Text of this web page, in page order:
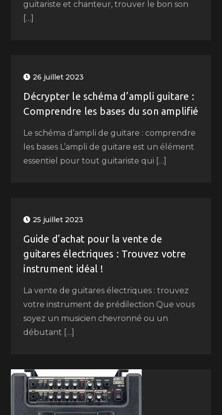
guitariste et chanteur, trouver le bon son
[…]
26 juillet 2023
Décrypter le schéma d’ampli guitare :
Comprendre les bases du son amplifié
Le schéma d’ampli de guitare : comprendre
les bases L’ampli de guitare est un élément
essentiel pour tout guitariste qui […]
25 juillet 2023
Guide d’achat pour la vente de
guitares électriques : Trouvez votre
instrument idéal !
La vente de guitares électriques : trouvez
votre instrument de prédilection Que vous
soyez un musicien chevronné ou un
débutant […]